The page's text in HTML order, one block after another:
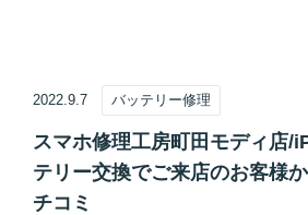
2022.9.7 バッテリー修理
スマホ修理工房町田モディ店/
テリー交換でご来店のお客様
チコミ